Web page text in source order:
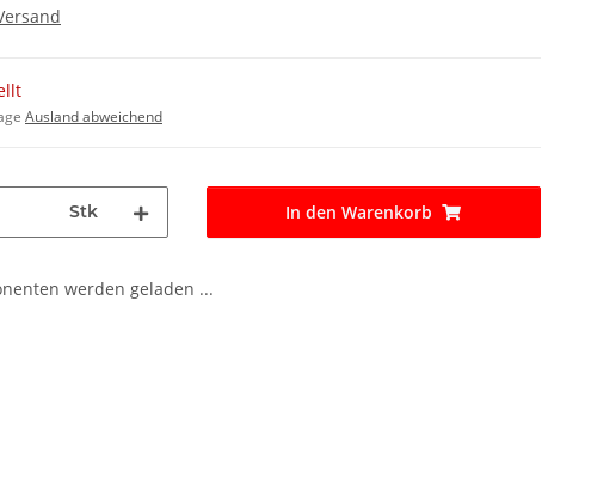
Ausland abweichend
Stk In den Warenkorb
werden geladen ...